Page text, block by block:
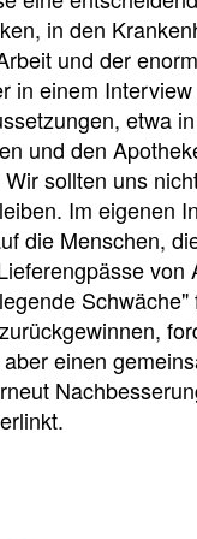
in den
und der
in einem
etwa
und den
sollten uns
Im eigenen
die Menschen,
einen